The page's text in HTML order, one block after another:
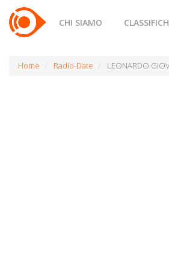
CHI SIAMO
Home Radio-Date LEONARDO